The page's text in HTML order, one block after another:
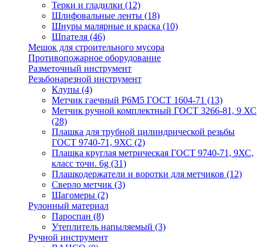
Терки и гладилки (12)
Шлифовальные ленты (18)
Шнуры малярные и краска (10)
Шпателя (46)
Мешок для строительного мусора
Противопожарное оборудование
Разметочный инструмент
Резьбонарезной инструмент
Клупы (4)
Метчик гаечный Р6М5 ГОСТ 1604-71 (13)
Метчик ручной комплектный ГОСТ 3266-81, 9 ХС
(28)
Плашка для трубной цилиндрической резьбы
ГОСТ 9740-71, 9ХС (2)
Плашка круглая метрическая ГОСТ 9740-71, 9ХС,
класс точн. 6g (31)
Плашкодержатели и воротки для метчиков (12)
Сверло метчик (3)
Шагомеры (2)
Рулонный материал
Пароспан (8)
Утеплитель напыляемый (3)
Ручной инструмент